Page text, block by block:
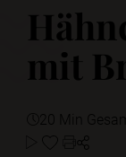
mit
20 Min